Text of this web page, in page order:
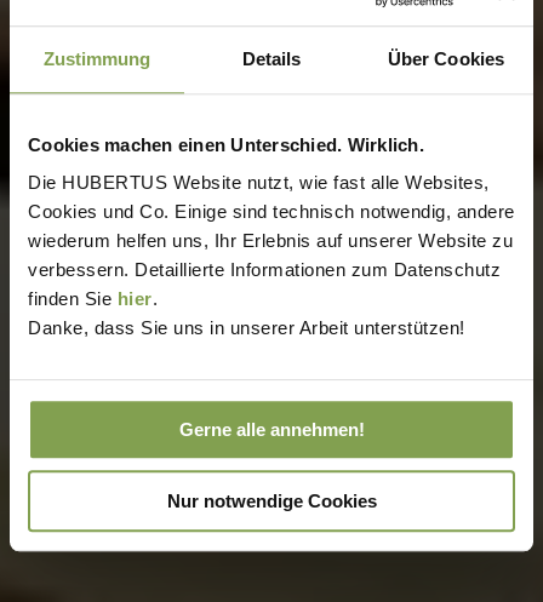
Zustimmung Details Über Cookies
Cookies machen einen Unterschied. Wirklich.
Die HUBERTUS Website nutzt, wie fast alle Websites,
Cookies und Co. Einige sind technisch notwendig, andere
wiederum helfen uns, Ihr Erlebnis auf unserer Website zu
verbessern. Detaillierte Informationen zum Datenschutz
finden Sie hier.
Danke, dass Sie uns in unserer Arbeit unterstützen!
Gerne alle annehmen!
Nur notwendige Cookies